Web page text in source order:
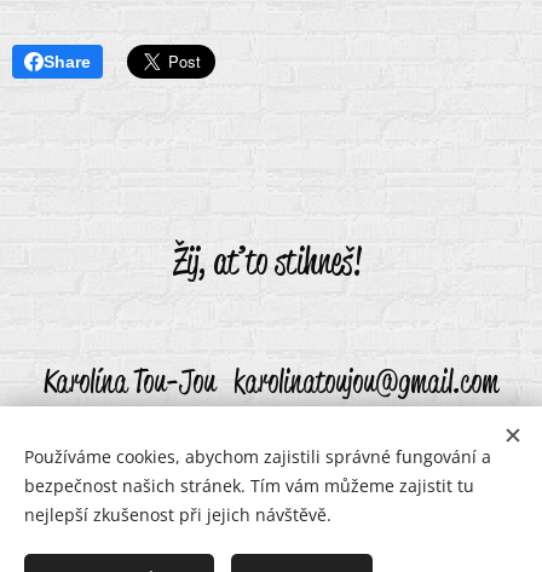
Share
Žij, ať to stihneš!
Karolína Tou-Jou karolinatoujou@gmail.com
karolinatoujou@gmail.com
Jazyky
Používáme cookies, abychom zajistili správné fungování a
bezpečnost našich stránek. Tím vám můžeme zajistit tu
nejlepší zkušenost při jejich návštěvě.